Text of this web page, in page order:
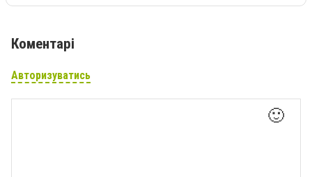
Коментарі
Авторизуватись
🙂